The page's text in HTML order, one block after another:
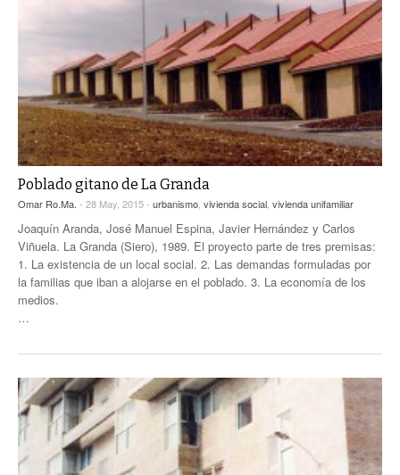
Poblado gitano de La Granda
Omar Ro.Ma. - 28 May, 2015 - urbanismo, vivienda social, vivienda unifamiliar
Joaquín Aranda, José Manuel Espina, Javier Hernández y Carlos
Viñuela. La Granda (Siero), 1989. El proyecto parte de tres premisas:
1. La existencia de un local social. 2. Las demandas formuladas por
la familias que iban a alojarse en el poblado. 3. La economía de los
medios.
…